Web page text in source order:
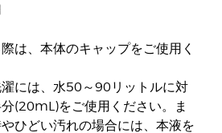
は、本体のキャップをご使用く
には、水50～90リットルに対
(20mL)をご使用ください。ま
ひどい汚れの場合には、本液を